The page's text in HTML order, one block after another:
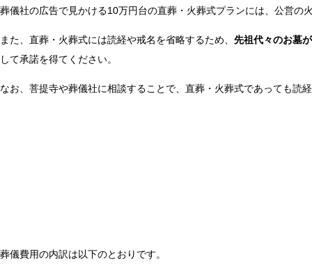
葬儀社の広告で見かける10万円台の直葬・火葬式プランには、公営
また、直葬・火葬式には読経や戒名を省略するため、 先祖代々のお墓
して承諾を得てください。
なお、菩提寺や葬儀社に相談することで、直葬・火葬式であっても読
葬儀費用の内訳は以下のとおりです。